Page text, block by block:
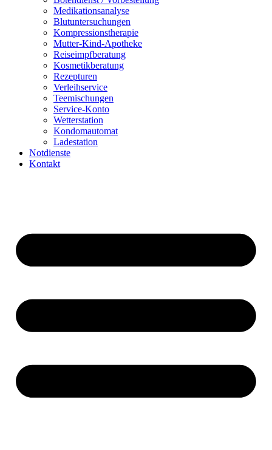
Medikationsanalyse
Blutuntersuchungen
Kompressionstherapie
Mutter-Kind-Apotheke
Reiseimpfberatung
Kosmetikberatung
Rezepturen
Verleihservice
Teemischungen
Service-Konto
Wetterstation
Kondomautomat
Ladestation
Notdienste
Kontakt